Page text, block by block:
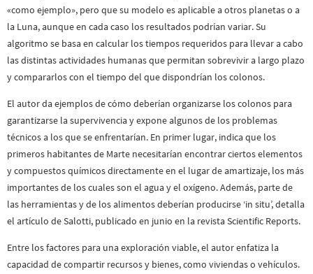
«como ejemplo», pero que su modelo es aplicable a otros planetas o a
la Luna, aunque en cada caso los resultados podrían variar. Su
algoritmo se basa en calcular los tiempos requeridos para llevar a cabo
las distintas actividades humanas que permitan sobrevivir a largo plazo
y compararlos con el tiempo del que dispondrían los colonos.
El autor da ejemplos de cómo deberían organizarse los colonos para
garantizarse la supervivencia y expone algunos de los problemas
técnicos a los que se enfrentarían. En primer lugar, indica que los
primeros habitantes de Marte necesitarían encontrar ciertos elementos
y compuestos químicos directamente en el lugar de amartizaje, los más
importantes de los cuales son el agua y el oxígeno. Además, parte de
las herramientas y de los alimentos deberían producirse ‘in situ’, detalla
el artículo de Salotti, publicado en junio en la revista Scientific Reports.
Entre los factores para una exploración viable, el autor enfatiza la
capacidad de compartir recursos y bienes, como viviendas o vehículos.